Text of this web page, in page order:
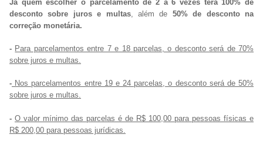
Já quem escolher o parcelamento de 2 a 6 vezes terá 100% de
desconto sobre juros e multas, além de 50% de desconto na
correção monetária.
- Para parcelamentos entre 7 e 18 parcelas, o desconto será de 70%
sobre juros e multas.
- Nos parcelamentos entre 19 e 24 parcelas, o desconto será de 50%
sobre juros e multas.
- O valor mínimo das parcelas é de R$ 100,00 para pessoas físicas e
R$ 200,00 para pessoas jurídicas.